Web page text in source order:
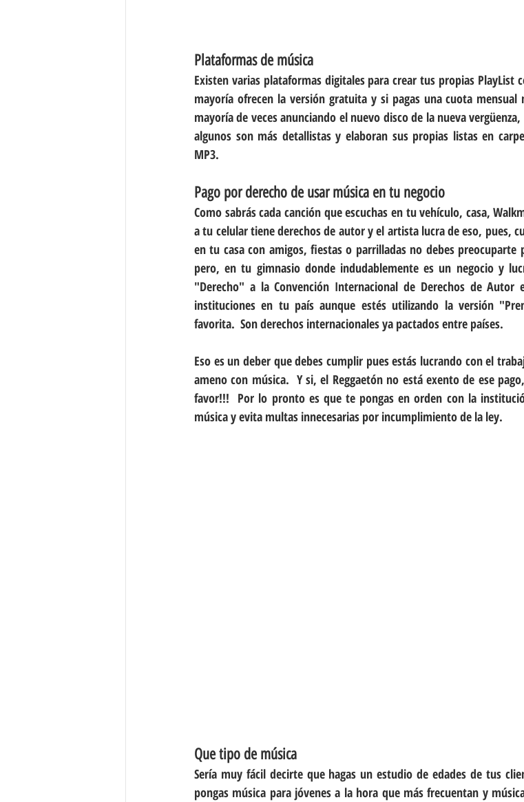
Plataformas de música
Existen varias plataformas digitales para crear tus propias PlayList
mayoría ofrecen la versión gratuita y si pagas una cuota
mayoría de veces anunciando el nuevo disco de la nueva
algunos son más detallistas y elaboran sus propias listas en
MP3.
Pago por derecho de usar música en tu negocio
Como sabrás cada canción que escuchas en tu vehículo, casa,
a tu celular tiene derechos de autor y el artista lucra de eso, pues,
en tu casa con amigos, fiestas o parrilladas no debes
pero, en tu gimnasio donde indudablemente es un negocio y
"Derecho" a la Convención Internacional de Derechos de Autor
instituciones en tu país aunque estés utilizando la versión
favorita.  Son derechos internacionales ya pactados entre países.
Eso es un deber que debes cumplir pues estás lucrando con el
ameno con música.  Y si, el Reggaetón no está exento de ese
favor!!!  Por lo pronto es que te pongas en orden con la
música y evita multas innecesarias por incumplimiento de la ley.
Que tipo de música
Sería muy fácil decirte que hagas un estudio de edades de tus
pongas música para jóvenes a la hora que más frecuentan y